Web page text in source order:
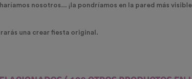
nosotros... ¡la pondríamos en la pared más
una crear fiesta original.